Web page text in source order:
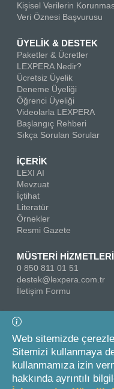
Kişisel Verilerin
Veri Öznesi Başvurusu
ÜYELİK & DESTEK
Paketler & Ücretler
LEXPERA Nedir?
Ücretsiz Üyelik
Deneme Üyeliği
Öğrenci Üyeliği
Videolarla LEXPERA
Başlangıç Rehberi
Sıkça Sorulan Sorular
İÇERİK
LEXI AI
Mevzuat
İçtihat
Literatür
Örnekler
Resmi Gazete
MÜSTERİ HİZMETLERİ
0 850 811 01 51
destek@lexpera.com.tr
İletişim Formu
Bizi Takip Edin
Web sitemizde
Sitemizi kullanmaya
kullanmamıza izin
hakkında ayrıntılı